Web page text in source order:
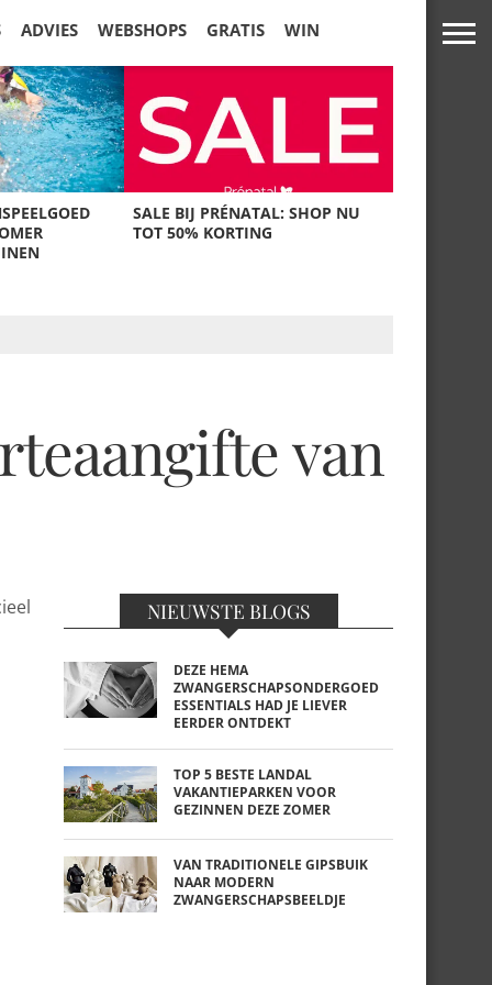
ADVIES WEBSHOPS GRATIS WIN
SALE BIJ PRÉNATAL: SHOP NU
TOT 50% KORTING
van
NIEUWSTE BLOGS
DEZE HEMA
ZWANGERSCHAPSONDERGOED
ESSENTIALS HAD JE LIEVER
EERDER ONTDEKT
TOP 5 BESTE LANDAL
VAKANTIEPARKEN VOOR
GEZINNEN DEZE ZOMER
VAN TRADITIONELE GIPSBUIK
NAAR MODERN
ZWANGERSCHAPSBEELDJE